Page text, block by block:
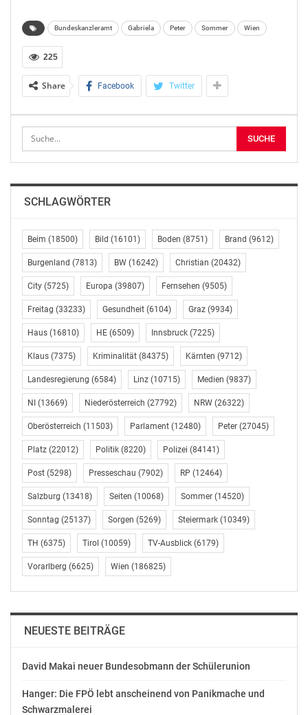
mit einem entsprechenden Entschließungsantrag ihrem
Wesentliche Budgetumschichtungen als Folge der
geänderten Kompetenzverteilung
Die Gesundheitsagenden waren im Rahmen der 2017
beschlossenen Novelle des Bundesministeriengesetzes
Eingliederung der Untergruppe Gesundheit in das
Bundesministerium für Arbeit, Soziales, Gesundheit
Frauenangelegenheiten an das Bundeskanzleramt und
zur Übertragung von Teilen des Personal- und
Sachaufwands auf das Bundesministerium für
öffentlichen Dienst und Sport. Die Ausgaben für den
Personal- und Sachaufwand des Gesundheitsbereichs
wiederum werden nunmehr im Bereich Soziales und
Konsumentenschutz verrechnet.
Gesundheitsausgaben um 7,5% höher als im
Budgetprovisorium
Für das Jahr 2018 sieht nun der Finanzierungsvorschlag
in der Allgemeinen Gebarung Auszahlungen in der
Höhe von 1,08 Mrd. € vor, für 2019 sind knapp 1,1
Mrd. € veranschlagt. Im Bundesfinanzrahmen steigen
die Auszahlungsobergrenzen in den kommenden
Jahren bis 2022 weiter auf rund 1,2 Mrd. €. Im
Vergleich zum Budgetprovisorium beträgt der Anstieg
für 2018 7,5%, was insbesondere auf die höheren
Beiträge des Bundes zur Krankenanstaltenfinanzierung
und die höhere Veranschlagung der vom Ministerium
bedarfsorientierten Mindestsicherung zurückzuführen
ist. Dämpfend wirkt hingegen die Umschichtung der
Untergruppe Soziales und Konsumentenschutz. Im Jahr
2019 steigen die Auszahlungen für den
Gesundheitsbereich im Vergleich zum Voranschlag
Bundeskanzleramt Gabriela Peter Sommer Wien
225
Share Facebook Twitter
SCHLAGWÖRTER
Beim (18500) Bild (16101) Boden (8751) Brand (9612)
Burgenland (7813) BW (16242) Christian (20432)
City (5725) Europa (39807) Fernsehen (9505)
Freitag (33233) Gesundheit (6104) Graz (9934)
Haus (16810) HE (6509) Innsbruck (7225)
Klaus (7375) Kriminalität (84375) Kärnten (9712)
Landesregierung (6584) Linz (10715) Medien (9837)
NI (13669) Niederösterreich (27792) NRW (26322)
Oberösterreich (11503) Parlament (12480) Peter (27045)
Platz (22012) Politik (8220) Polizei (84141)
Post (5298) Presseschau (7902) RP (12464)
Salzburg (13418) Seiten (10068) Sommer (14520)
Sonntag (25137) Sorgen (5269) Steiermark (10349)
TH (6375) Tirol (10059) TV-Ausblick (6179)
Vorarlberg (6625) Wien (186825)
NEUESTE BEITRÄGE
David Makai neuer Bundesobmann der Schülerunion
Hanger: Die FPÖ lebt anscheinend von Panikmache und
Schwarzmalerei